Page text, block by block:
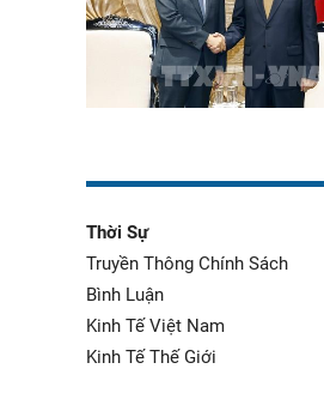
Thời Sự
Truyền Thông Chính Sách
Bình Luận
Kinh Tế Việt Nam
Kinh Tế Thế Giới